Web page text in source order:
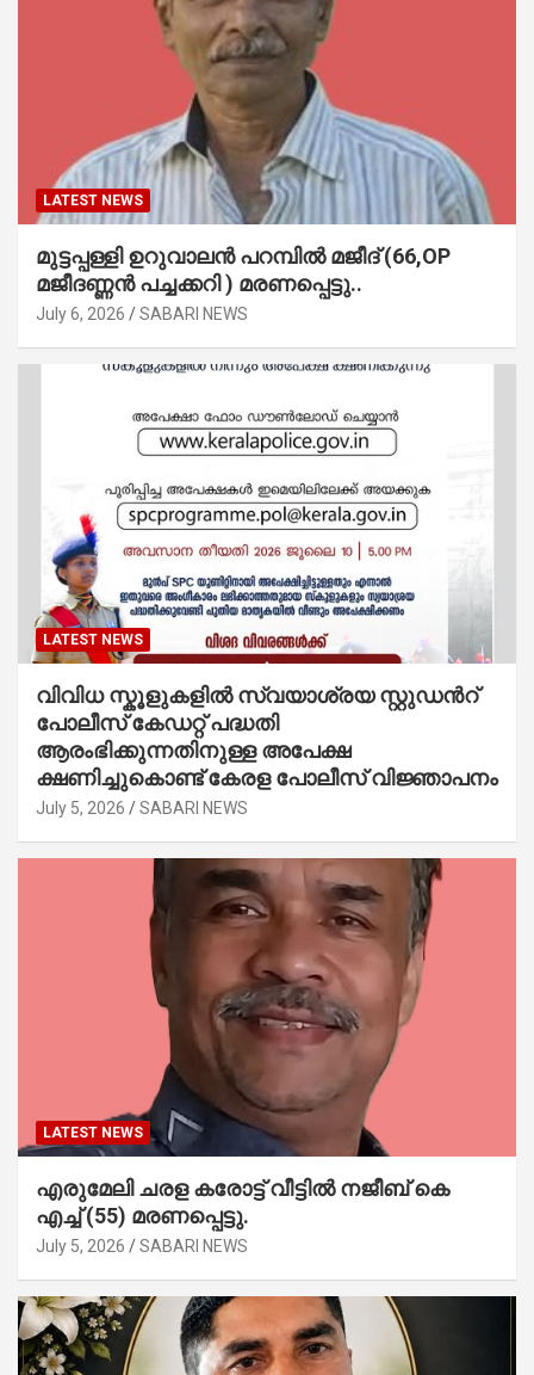
LATEST NEWS
മുട്ടപ്പള്ളി ഉറുവാലൻ പറമ്പിൽ മജീദ് (66,OP
മജീദണ്ണൻ പച്ചക്കറി ) മരണപ്പെട്ടു..
July 6, 2026 SABARI NEWS
LATEST NEWS
വിവിധ സ്കൂളുകളില്‍ സ്വയാശ്രയ സ്റ്റുഡന്‍റ്
പോലീസ് കേഡറ്റ് പദ്ധതി
ആരംഭിക്കുന്നതിനുള്ള അപേക്ഷ
ക്ഷണിച്ചുകൊണ്ട് കേരള പോലീസ് വിജ്ഞാപനം
July 5, 2026 SABARI NEWS
LATEST NEWS
എരുമേലി ചരള കരോട്ട് വീട്ടിൽ നജീബ് കെ
എച്ച് (55) മരണപ്പെട്ടു.
July 5, 2026 SABARI NEWS